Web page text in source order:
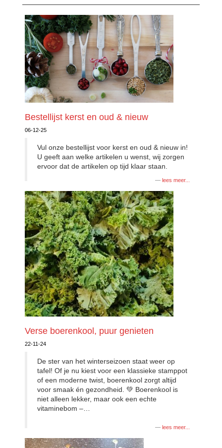
Bestellijst kerst en oud & nieuw
06-12-25
Vul onze bestellijst voor kerst en oud & nieuw in!
U geeft aan welke artikelen u wenst, wij zorgen
ervoor dat de artikelen op tijd klaar staan.
lees meer...
Verse boerenkool, puur genieten
22-11-24
De ster van het winterseizoen staat weer op
tafel! Of je nu kiest voor een klassieke stamppot
of een moderne twist, boerenkool zorgt altijd
voor smaak én gezondheid. 💚 Boerenkool is
niet alleen lekker, maar ook een echte
vitaminebom –
lees meer...